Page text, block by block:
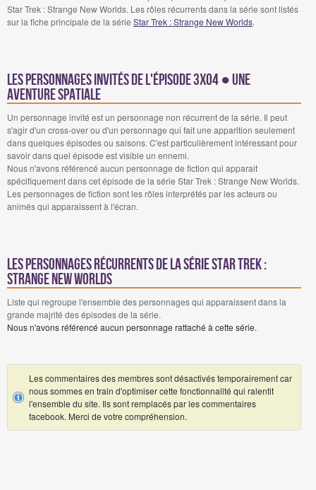
Star Trek : Strange New Worlds. Les rôles récurrents dans la série sont listés
sur la fiche principale de la série Star Trek : Strange New Worlds.
Les personnages invités de l'épisode 3x04 ● Une
aventure spatiale
Un personnage invité est un personnage non récurrent de la série. Il peut
s'agir d'un cross-over ou d'un personnage qui fait une apparition seulement
dans quelques épisodes ou saisons. C'est particulièrement intéressant pour
savoir dans quel épisode est visible un ennemi.
Nous n'avons référencé aucun personnage de fiction qui apparait
spécifiquement dans cet épisode de la série Star Trek : Strange New Worlds.
Les personnages de fiction sont les rôles interprétés par les acteurs ou
animés qui apparaissent à l'écran.
Les personnages récurrents de la série Star Trek :
Strange New Worlds
Liste qui regroupe l'ensemble des personnages qui apparaissent dans la
grande majrité des épisodes de la série.
Nous n'avons référencé aucun personnage rattaché à cette série.
Les commentaires des membres sont désactivés temporairement car
nous sommes en train d'optimiser cette fonctionnalité qui ralentit
l'ensemble du site. Ils sont remplacés par les commentaires
facebook. Merci de votre compréhension.